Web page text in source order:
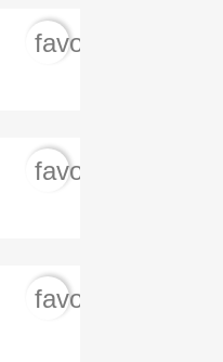
favorite_border
favorite_border
favorite_border